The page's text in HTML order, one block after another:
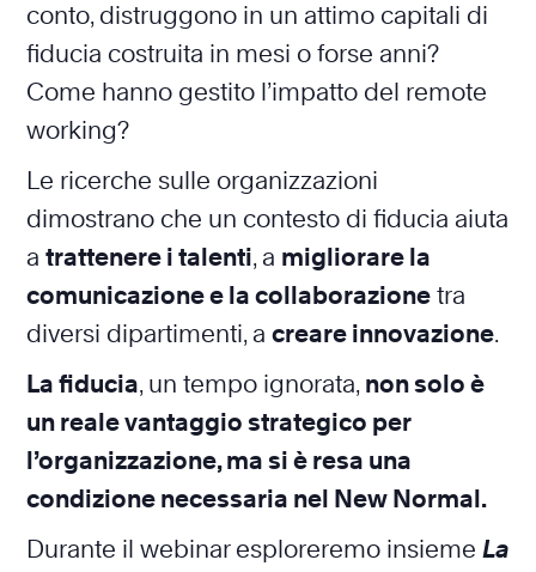
conto, distruggono in un attimo capitali di
fiducia costruita in mesi o forse anni?
Come hanno gestito l’impatto del remote
working?
Le ricerche sulle organizzazioni
dimostrano che un contesto di fiducia aiuta
a trattenere i talenti, a migliorare la
comunicazione e la collaborazione tra
diversi dipartimenti, a creare innovazione.
La fiducia, un tempo ignorata, non solo è
un reale vantaggio strategico per
l’organizzazione, ma si è resa una
condizione necessaria nel New Normal.
Durante il webinar esploreremo insieme La